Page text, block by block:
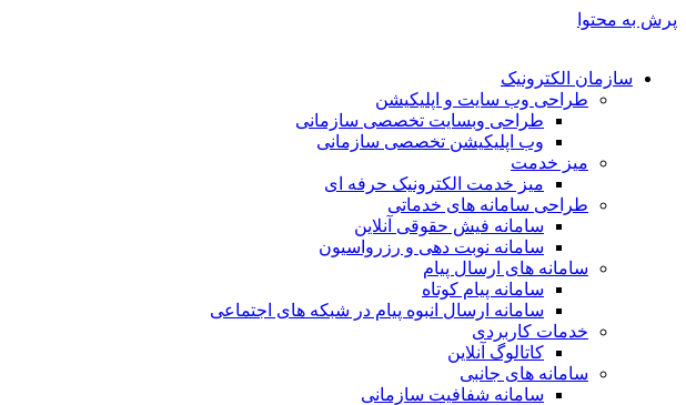
پرش به محتوا
سازمان الکترونیک
طراحی وب سایت و اپلیکیشن
طراحی وبسایت تخصصی سازمانی
وب اپلیکیشن تخصصی سازمانی
میز خدمت
میز خدمت الکترونیک حرفه ای
طراحی سامانه های خدماتی
سامانه فیش حقوقی آنلاین
سامانه نوبت دهی و رزرواسیون
سامانه های ارسال پیام
سامانه پیام کوتاه
سامانه ارسال انبوه پیام در شبکه های اجتماعی
خدمات کاربردی
کاتالوگ آنلاین
سامانه های جانبی
سامانه شفافیت سازمانی